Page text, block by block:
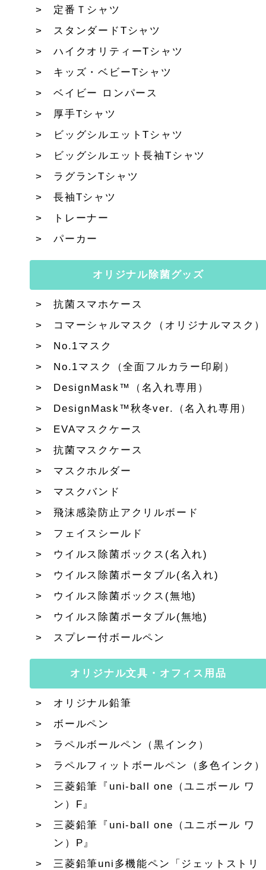
定番Ｔシャツ
スタンダードTシャツ
ハイクオリティーTシャツ
キッズ・ベビーTシャツ
ベイビー ロンパース
厚手Tシャツ
ビッグシルエットTシャツ
ビッグシルエット長袖Tシャツ
ラグランTシャツ
長袖Tシャツ
トレーナー
パーカー
オリジナル除菌グッズ
抗菌スマホケース
コマーシャルマスク（オリジナルマスク）
No.1マスク
No.1マスク（全面フルカラー印刷）
DesignMask™（名入れ専用）
DesignMask™秋冬ver.（名入れ専用）
EVAマスクケース
抗菌マスクケース
マスクホルダー
マスクバンド
飛沫感染防止アクリルボード
フェイスシールド
ウイルス除菌ボックス(名入れ)
ウイルス除菌ポータブル(名入れ)
ウイルス除菌ボックス(無地)
ウイルス除菌ポータブル(無地)
スプレー付ボールペン
オリジナル文具・オフィス用品
オリジナル鉛筆
ボールペン
ラペルボールペン（黒インク）
ラペルフィットボールペン（多色インク）
三菱鉛筆『uni-ball one（ユニボール ワ
ン）F』
三菱鉛筆『uni-ball one（ユニボール ワ
ン）P』
三菱鉛筆uni多機能ペン「ジェットストリ